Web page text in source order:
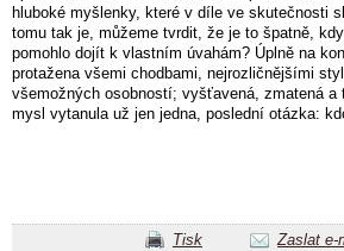
hluboké myšlenky, které v díle ve skutečnosti
tomu tak je, můžeme tvrdit, že je to špatně,
pomohlo dojít k vlastním úvahám? Úplně na
protažena všemi chodbami, nejrozličnějšími
všemožných osobností; vyšťavená, zmatená a
mysl vytanula už jen jedna, poslední otázka:
Tisk Zaslat e-